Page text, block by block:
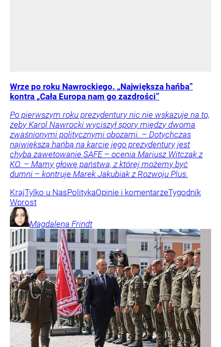
Wrze po roku Nawrockiego. „Największa hańba”
kontra „Cała Europa nam go zazdrości”
Po pierwszym roku prezydentury nic nie wskazuje na to,
żeby Karol Nawrocki wyciszył spory między dwoma
zwaśnionymi politycznymi obozami. – Dotychczas
największą hańbą na karcie jego prezydentury jest
chyba zawetowanie SAFE – ocenia Mariusz Witczak z
KO. – Mamy głowę państwa, z której możemy być
dumni – kontruje Marek Jakubiak z Rozwoju Plus.
KrajTylko u NasPolitykaOpinie i komentarzeTygodnik
Wprost
Magdalena Frindt